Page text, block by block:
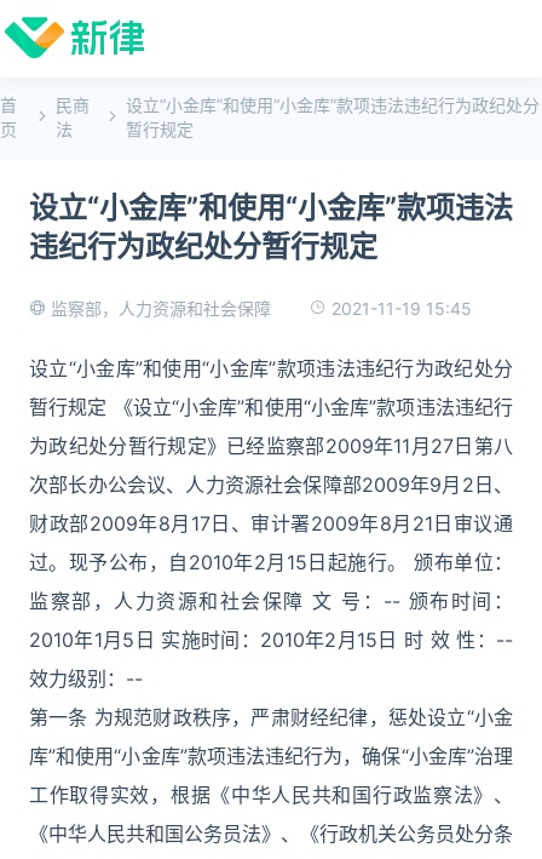
首
页
民商
法
设立“小金库”和使用“小金库”款项违法违纪行为政纪处分
暂行规定
设立“小金库”和使用“小金库”款项违法
违纪行为政纪处分暂行规定
监察部，人力资源和社会保障 2021-11-19 15:45
设立“小金库”和使用“小金库”款项违法违纪行为政纪处分
暂行规定 《设立“小金库”和使用“小金库”款项违法违纪行
为政纪处分暂行规定》已经监察部2009年11月27日第八
次部长办公会议、人力资源社会保障部2009年9月2日、
财政部2009年8月17日、审计署2009年8月21日审议通
过。现予公布，自2010年2月15日起施行。 颁布单位：
监察部，人力资源和社会保障 文 号：-- 颁布时间：
2010年1月5日 实施时间：2010年2月15日 时 效 性：--
效力级别：--
第一条 为规范财政秩序，严肃财经纪律，惩处设立“小金
库”和使用“小金库”款项违法违纪行为，确保“小金库”治理
工作取得实效，根据《中华人民共和国行政监察法》、
《中华人民共和国公务员法》、《行政机关公务员处分条